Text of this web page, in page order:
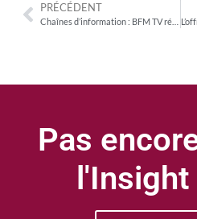
PRÉCÉDENT
Pas
l'Insight